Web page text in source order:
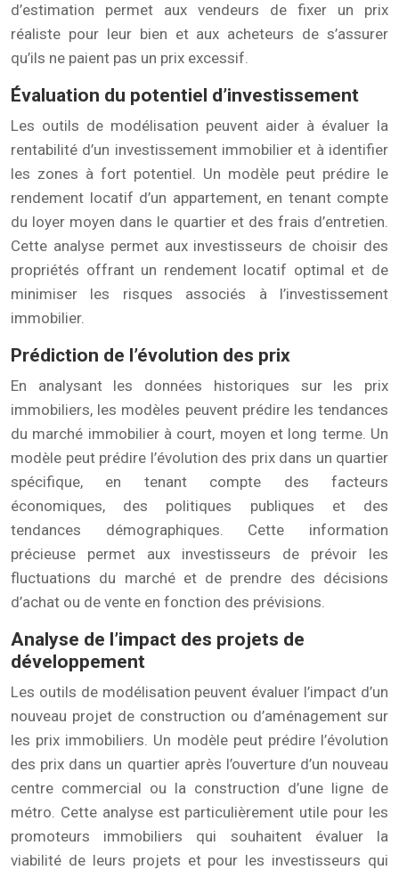
d’estimation permet aux vendeurs de fixer un prix
réaliste pour leur bien et aux acheteurs de s’assurer
qu’ils ne paient pas un prix excessif.
Évaluation du potentiel d’investissement
Les outils de modélisation peuvent aider à évaluer la
rentabilité d’un investissement immobilier et à identifier
les zones à fort potentiel. Un modèle peut prédire le
rendement locatif d’un appartement, en tenant compte
du loyer moyen dans le quartier et des frais d’entretien.
Cette analyse permet aux investisseurs de choisir des
propriétés offrant un rendement locatif optimal et de
minimiser les risques associés à l’investissement
immobilier.
Prédiction de l’évolution des prix
En analysant les données historiques sur les prix
immobiliers, les modèles peuvent prédire les tendances
du marché immobilier à court, moyen et long terme. Un
modèle peut prédire l’évolution des prix dans un quartier
spécifique, en tenant compte des facteurs
économiques, des politiques publiques et des
tendances démographiques. Cette information
précieuse permet aux investisseurs de prévoir les
fluctuations du marché et de prendre des décisions
d’achat ou de vente en fonction des prévisions.
Analyse de l’impact des projets de
développement
Les outils de modélisation peuvent évaluer l’impact d’un
nouveau projet de construction ou d’aménagement sur
les prix immobiliers. Un modèle peut prédire l’évolution
des prix dans un quartier après l’ouverture d’un nouveau
centre commercial ou la construction d’une ligne de
métro. Cette analyse est particulièrement utile pour les
promoteurs immobiliers qui souhaitent évaluer la
viabilité de leurs projets et pour les investisseurs qui